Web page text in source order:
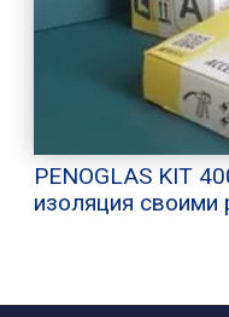
PENOGLAS KIT
изоляция своими